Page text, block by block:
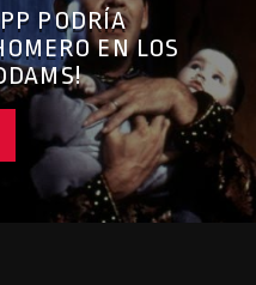
PODRÍA
EN LOS